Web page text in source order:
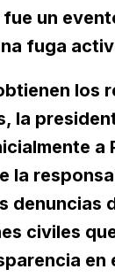
un
fuga
los
la
a
la
denuncias
civiles
en